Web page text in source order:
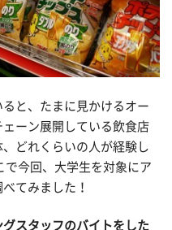
と、たまに見かけるオー
ーン展開している飲食店
どれくらいの人が経験し
で今回、大学生を対象にア
てみました！
スタッフのバイトをした